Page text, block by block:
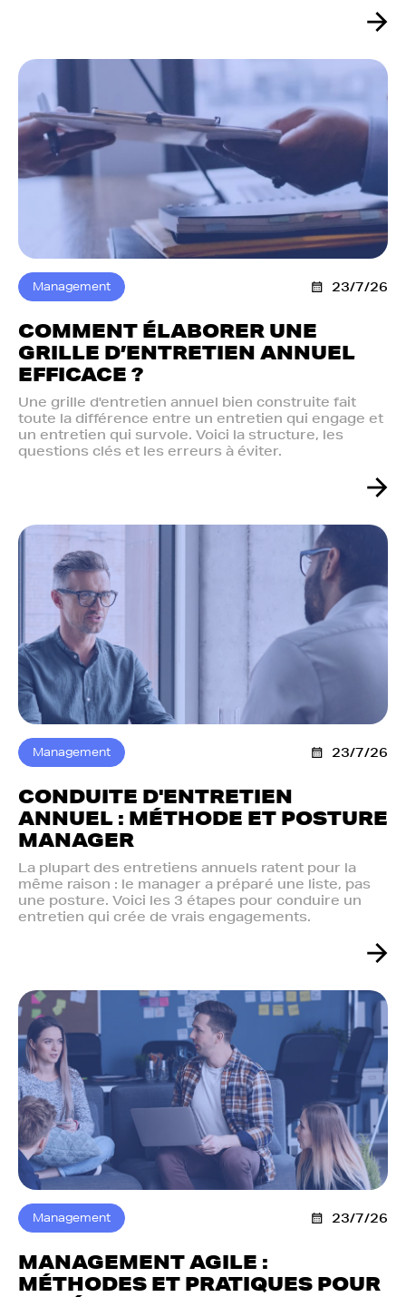
Management 23/7/26
COMMENT ÉLABORER UNE
GRILLE D’ENTRETIEN ANNUEL
EFFICACE ?
Une grille d'entretien annuel bien construite fait
toute la différence entre un entretien qui engage et
un entretien qui survole. Voici la structure, les
questions clés et les erreurs à éviter.
Management 23/7/26
CONDUITE D'ENTRETIEN
ANNUEL : MÉTHODE ET POSTURE
MANAGER
La plupart des entretiens annuels ratent pour la
même raison : le manager a préparé une liste, pas
une posture. Voici les 3 étapes pour conduire un
entretien qui crée de vrais engagements.
Management 23/7/26
MANAGEMENT AGILE :
MÉTHODES ET PRATIQUES POUR